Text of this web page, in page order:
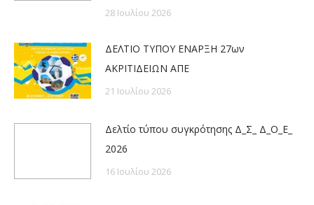
28 Ιουλίου 2026
ΔΕΛΤΙΟ ΤΥΠΟΥ ΕΝΑΡΞΗ 27ων
ΑΚΡΙΤΙΔΕΙΩΝ ΑΠΕ
21 Ιουλίου 2026
Δελτίο τύπου συγκρότησης Δ_Σ_ Δ_Ο_Ε_
2026
16 Ιουλίου 2026